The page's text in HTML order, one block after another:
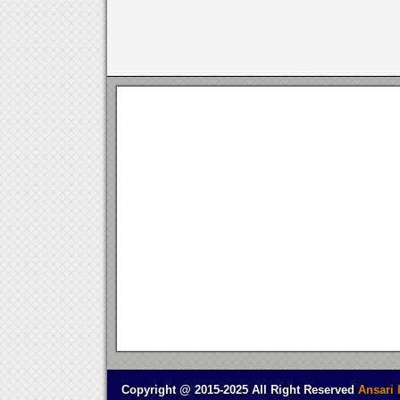
Copyright @ 2015-2025 All Right Reserved Ansari